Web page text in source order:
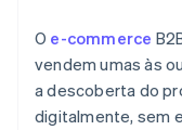
O e-commerce
vendem umas às
a descoberta do
digitalmente, sem